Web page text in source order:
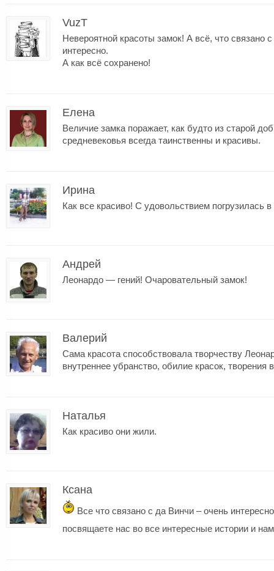
VuzT
Невероятной красоты замок! А всё, что связано
интересно.
А как всё сохранено!
Елена
Величие замка поражает, как будто из старой
средневековья всегда таинственны и красивы.
Ирина
Как все красиво! С удовольствием погрузилась
Андрей
Леонардо — гений! Очаровательный замок!
Валерий
Cама красота способствовала творчеству
внутреннее убранство, обилие красок, творения
Наталья
Как красиво они жили.
Ксана
Все что связано с да Винчи – очень
посвящаете нас во все интересные истории и